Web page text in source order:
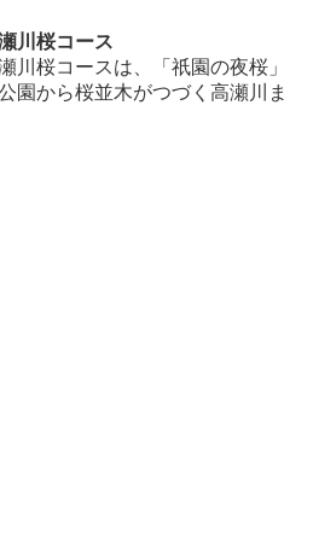
川桜コース
川桜コースは、「祇園の夜桜」
園から桜並木がつづく高瀬川ま